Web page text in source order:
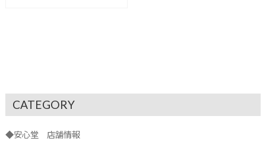
CATEGORY
◆安心堂 店舗情報